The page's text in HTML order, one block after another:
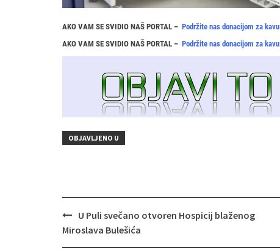
AKO VAM SE SVIDIO NAŠ PORTAL – Podržite nas donacijom za kavu
AKO VAM SE SVIDIO NAŠ PORTAL – Podržite nas donacijom za kavu
OBJAVLJENO U
Navigacija
objava
U Puli svečano otvoren Hospicij blaženog
Miroslava Bulešića